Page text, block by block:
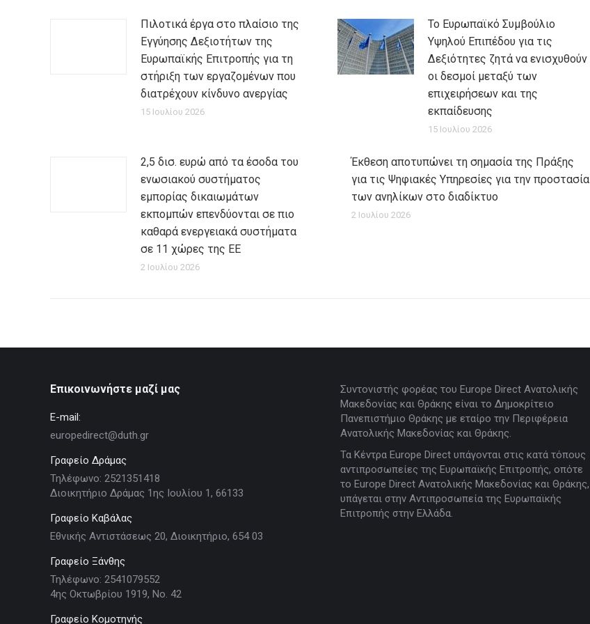
Πιλοτικά έργα στο πλαίσιο της
Εγγύησης Δεξιοτήτων της
Ευρωπαϊκής Επιτροπής για τη
στήριξη των εργαζομένων που
διατρέχουν κίνδυνο ανεργίας
15 Ιουλίου 2026
Το Ευρωπαϊκό Συμβούλιο
Υψηλού Επιπέδου για τις
Δεξιότητες ζητά να ενισχυθούν
οι δεσμοί μεταξύ των
επιχειρήσεων και της
εκπαίδευσης
15 Ιουλίου 2026
2,5 δισ. ευρώ από τα έσοδα του
ενωσιακού συστήματος
εμπορίας δικαιωμάτων
εκπομπών επενδύονται σε πιο
καθαρά ενεργειακά συστήματα
σε 11 χώρες της ΕΕ
2 Ιουλίου 2026
Έκθεση αποτυπώνει τη σημασία της Πράξης
για τις Ψηφιακές Υπηρεσίες για την προστασία
των ανηλίκων στο διαδίκτυο
2 Ιουλίου 2026
Επικοινωνήστε μαζί μας
E-mail:
europedirect@duth.gr
Γραφείο Δράμας
Τηλέφωνο: 2521351418
Διοικητήριο Δράμας 1ης Ιουλίου 1, 66133
Γραφείο Καβάλας
Εθνικής Αντιστάσεως 20, Διοικητήριο, 654 03
Γραφείο Ξάνθης
Τηλέφωνο: 2541079552
4ης Οκτωβρίου 1919, Νο. 42
Γραφείο Κομοτηνής
Συντονιστής φορέας του Europe Direct Ανατολικής
Μακεδονίας και Θράκης είναι το Δημοκρίτειο
Πανεπιστήμιο Θράκης με εταίρο την Περιφέρεια
Ανατολικής Μακεδονίας και Θράκης.
Τα Κέντρα Europe Direct υπάγονται στις κατά τόπους
αντιπροσωπείες της Ευρωπαϊκής Επιτροπής, οπότε
το Europe Direct Ανατολικής Μακεδονίας και Θράκης,
υπάγεται στην Αντιπροσωπεία της Ευρωπαϊκής
Επιτροπής στην Ελλάδα.